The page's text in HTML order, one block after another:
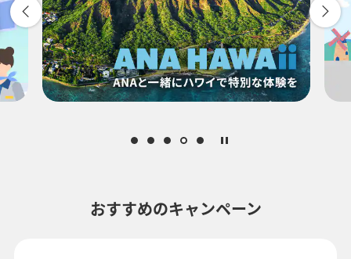
復路出発日および時間帯
-
時間帯指定なし
おすすめのキャンペーン